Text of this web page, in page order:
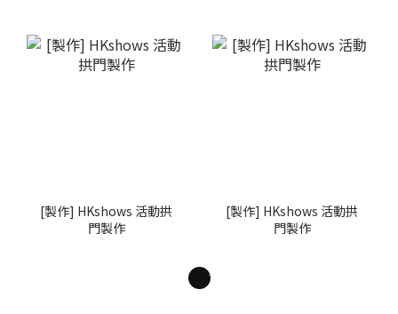
[製作] HKshows 活動拱
門製作
[製作] HKshows 活動拱
門製作
1